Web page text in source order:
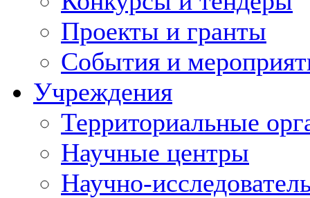
Проекты и гранты
События и
Учреждения
Территориальные
Научные центры
Научно-